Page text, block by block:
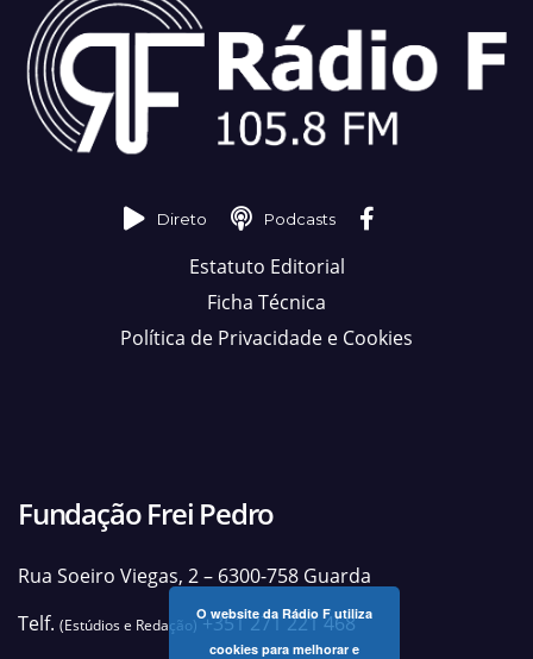
Direto Podcasts
Estatuto Editorial
Ficha Técnica
Política de Privacidade e Cookies
Fundação Frei Pedro
Rua Soeiro Viegas, 2 – 6300-758 Guarda
Telf. (Estúdios e Redação)+351 271 221 468
O website da Rádio F utiliza
cookies para melhorar e